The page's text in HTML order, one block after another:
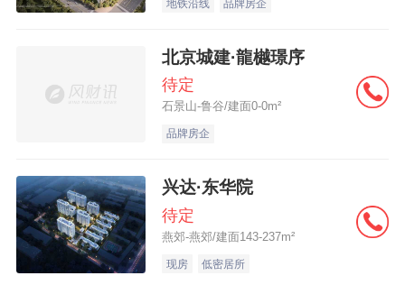
地铁沿线 品牌房企
北京城建·龍樾璟序
待定
石景山-鲁谷/建面0-0m²
品牌房企
兴达·东华院
待定
燕郊-燕郊/建面143-237m²
现房 低密居所